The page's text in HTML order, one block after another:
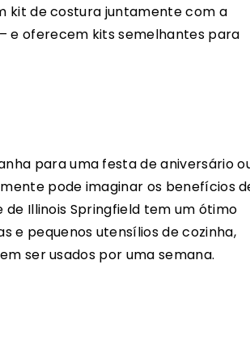
kit de costura juntamente com a
e oferecem kits semelhantes para
para uma festa de aniversário
pode imaginar os benefícios
Illinois Springfield tem um ótimo
e pequenos utensílios de cozinha,
ser usados por uma semana.